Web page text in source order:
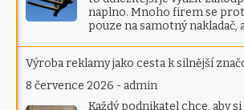
naplno. Mnoho firem se
pouze na samotný nakladač,
Výroba reklamy jako cesta k silnější
8 července 2026 - admin
Každý podnikatel chce, aby